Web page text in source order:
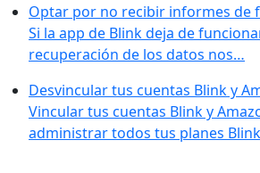
Optar por no recibir informes de
Si la app de Blink deja de
recuperación de los datos nos…
Desvincular tus cuentas Blink y
Vincular tus cuentas Blink y
administrar todos tus planes